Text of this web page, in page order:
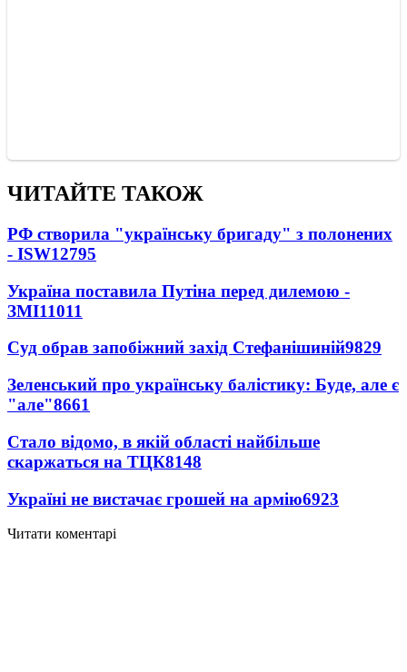
ЧИТАЙТЕ ТАКОЖ
РФ створила "українську бригаду" з полонених
- ISW12795
Україна поставила Путіна перед дилемою -
ЗМІ11011
Суд обрав запобіжний захід Стефанішиній9829
Зеленський про українську балістику: Буде, але є
"але"8661
Стало відомо, в якій області найбільше
скаржаться на ТЦК8148
Україні не вистачає грошей на армію6923
Читати коментарі